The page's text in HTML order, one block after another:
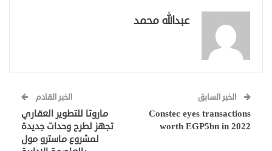
عبدالله محمد
الخبر السابق
Constec eyes transactions
worth EGP5bn in 2022
الخبر القادم
ماروتا للتطوير العقاري
تجهز لطرح وحدات جديدة
لمشروع ماسترو مول